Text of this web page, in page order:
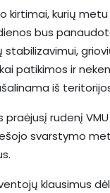
kirtimai, kurių
bus
patikimos ir
iš
rudenį
svarstymo
klausimus